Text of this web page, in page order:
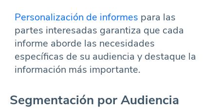
Personalización de informes para las
partes interesadas garantiza que cada
informe aborde las necesidades
específicas de su audiencia y destaque la
información más importante.
Segmentación por Audiencia